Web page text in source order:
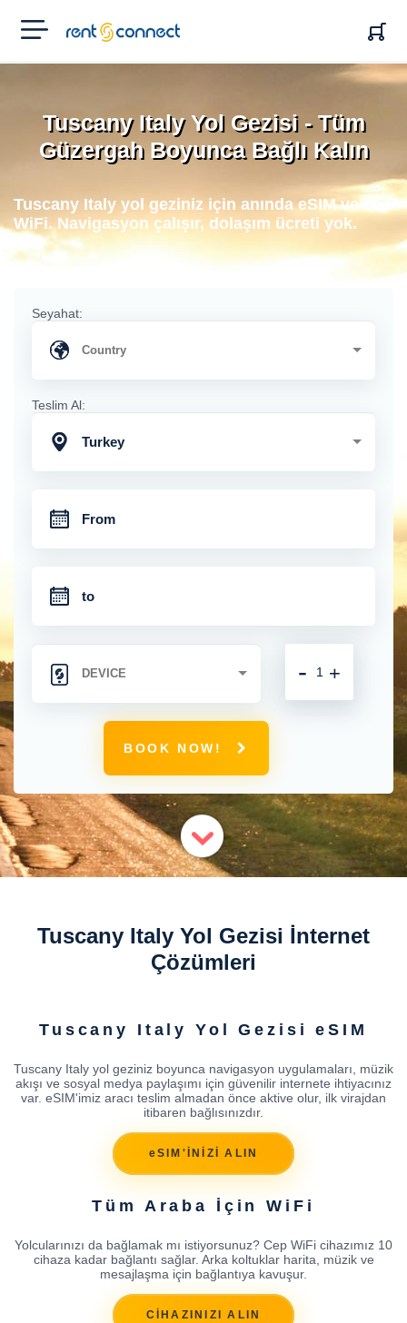
RENT'N
CONNECT
Tuscany Italy Yol Gezisi - Tüm
Güzergah Boyunca Bağlı Kalın
Tuscany Italy yol geziniz için anında eSIM ve cep
WiFi. Navigasyon çalışır, dolaşım ücreti yok.
Seyahat:
Teslim Al:
Turkey
+
-
BOOK NOW!
Tuscany Italy Yol Gezisi İnternet
Çözümleri
Tuscany Italy Yol Gezisi eSIM
Tuscany Italy yol geziniz boyunca navigasyon uygulamaları, müzik
akışı ve sosyal medya paylaşımı için güvenilir internete ihtiyacınız
var. eSIM'imiz aracı teslim almadan önce aktive olur, ilk virajdan
itibaren bağlısınızdır.
eSIM'İNİZİ ALIN
Tüm Araba İçin WiFi
Yolcularınızı da bağlamak mı istiyorsunuz? Cep WiFi cihazımız 10
cihaza kadar bağlantı sağlar. Arka koltuklar harita, müzik ve
mesajlaşma için bağlantıya kavuşur.
CİHAZINIZI ALIN